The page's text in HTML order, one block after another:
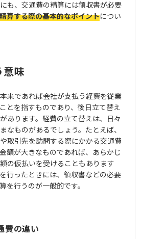
も、交通費の精算には領収書が必要
算する際の基本的なポイントについ
味
来であれば会社が支払う経費を従業
とを指すものであり、後日立て替え
あります。経費の立て替えは、日々
なものがあるでしょう。たとえば、
取引先を訪問する際にかかる交通費
額が大きなものであれば、あらかじ
の仮払いを受けることもあります
行ったときには、領収書などの必要
を行うのが一般的です。
費の違い